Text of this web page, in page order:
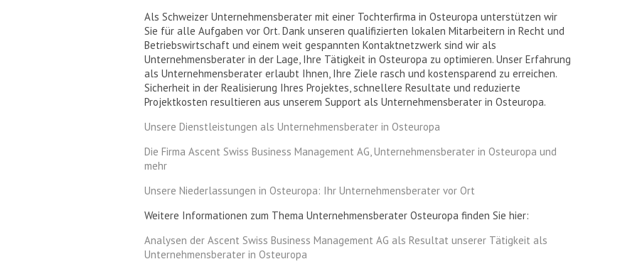
Als Schweizer Unternehmensberater mit einer Tochterfirma in Osteuropa unterstützen wir
Sie für alle Aufgaben vor Ort. Dank unseren qualifizierten lokalen Mitarbeitern in Recht und
Betriebswirtschaft und einem weit gespannten Kontaktnetzwerk sind wir als
Unternehmensberater in der Lage, Ihre Tätigkeit in Osteuropa zu optimieren. Unser Erfahrung
als Unternehmensberater erlaubt Ihnen, Ihre Ziele rasch und kostensparend zu erreichen.
Sicherheit in der Realisierung Ihres Projektes, schnellere Resultate und reduzierte
Projektkosten resultieren aus unserem Support als Unternehmensberater in Osteuropa.
Unsere Dienstleistungen als Unternehmensberater in Osteuropa
Die Firma Ascent Swiss Business Management AG, Unternehmensberater in Osteuropa und
mehr
Unsere Niederlassungen in Osteuropa: Ihr Unternehmensberater vor Ort
Weitere Informationen zum Thema Unternehmensberater Osteuropa finden Sie hier:
Analysen der Ascent Swiss Business Management AG als Resultat unserer Tätigkeit als
Unternehmensberater in Osteuropa